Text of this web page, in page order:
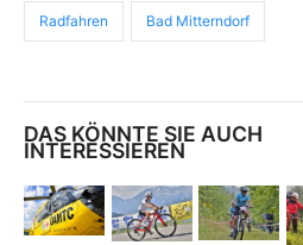
Radfahren Bad Mitterndorf
DAS KÖNNTE SIE AUCH
INTERESSIEREN